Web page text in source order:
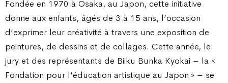
Fondée en 1970 à Osaka, au Japon, cette initiative
donne aux enfants, âgés de 3 à 15 ans, l’occasion
d’exprimer leur créativité à travers une exposition de
peintures, de dessins et de collages. Cette année, le
jury et des représentants de Biiku Bunka Kyokai – la «
Fondation pour l’éducation artistique au Japon » – se